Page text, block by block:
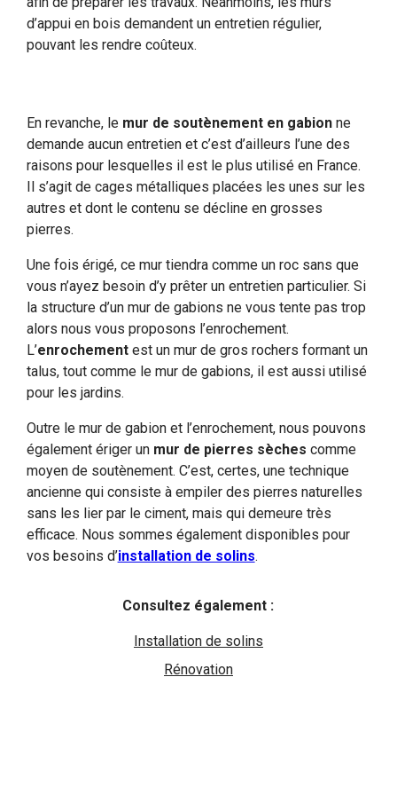
d’appui en bois demandent un entretien régulier,
pouvant les rendre coûteux.
En revanche, le mur de soutènement en gabionne
demande aucun entretien et c’est d’ailleurs l’une des
raisons pour lesquelles il est le plus utilisé en France.
Il s’agit de cages métalliques placées les unes sur les
autres et dont le contenu se décline en grosses
pierres.
Une fois érigé, ce mur tiendra comme un roc sans que
vous n’ayez besoin d’y prêter un entretien particulier. Si
la structure d’un mur de gabions ne vous tente pas trop
alors nous vous proposons l’enrochement.
L’enrochementest un mur de gros rochers formant un
talus, tout comme le mur de gabions, il est aussi utilisé
pour les jardins.
Outre le mur de gabion et l’enrochement, nous pouvons
également ériger un mur de pierres sèches comme
moyen de soutènement. C’est, certes, une technique
ancienne qui consiste à empiler des pierres naturelles
sans les lier par le ciment, mais qui demeure très
efficace. Nous sommes également disponibles pour
vos besoins d’installation de solins.
Consultez également :
Installation de solins
Rénovation